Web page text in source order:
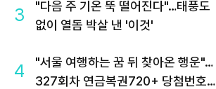
3
"다음 주 기온 뚝 떨어진다"…태풍도
없이 열돔 박살 낸 '이것'
4
"서울 여행하는 꿈 뒤 찾아온 행운"…
327회차 연금복권720+ 당첨번호조